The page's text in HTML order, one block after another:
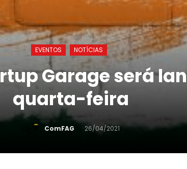
EVENTOS NOTÍCIAS
Garage será
quarta-feira
ComFAG 26/04/2021